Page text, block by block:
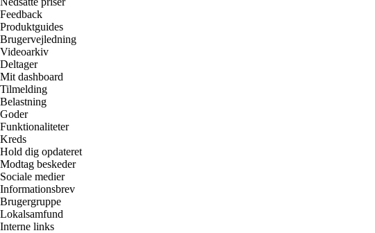
Feedback
Produktguides
Brugervejledning
Videoarkiv
Deltager
Mit dashboard
Tilmelding
Belastning
Goder
Funktionaliteter
Kreds
Hold dig opdateret
Modtag beskeder
Sociale medier
Informationsbrev
Brugergruppe
Lokalsamfund
Interne links